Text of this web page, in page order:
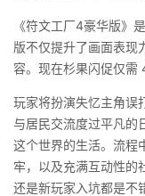
《符文工厂4豪华版》
版不仅提升了画面表现
容。现在杉果闪促仅需
玩家将扮演失忆主角误
与居民交流度过平凡的
这个世界的生活。流程
牢，以及充满互动性的
还是新玩家入坑都是不